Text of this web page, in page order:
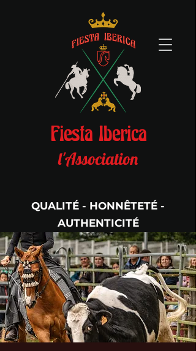
Fiesta Iberica
l'Association
Per Aspera Ad Astra
QUALITÉ - HONNÊTETÉ -
AUTHENTICITÉ